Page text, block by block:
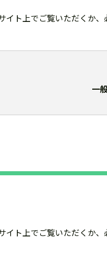
ト上でご覧いただくか
一
ト上でご覧いただくか